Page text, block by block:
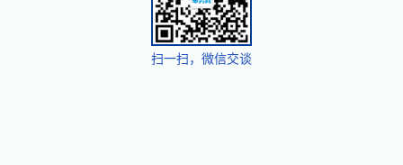
扫一扫，微信交谈